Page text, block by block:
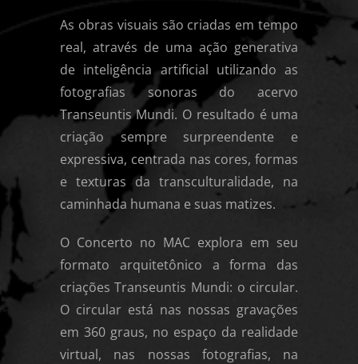
As obras visuais são criadas em tempo
real, através de uma ação generativa
de inteligência artificial utilizando as
fotografias sonoras do acervo
Transeuntis Mundi. O resultado é uma
criação sempre surpreendente e
expressiva, centrada nas cores, formas
e texturas da transculturalidade, na
caminhada humana e suas matizes.
O Concerto no MAC explora em seu
formato arquitetônico a forma das
criações Transeuntis Mundi: o circular.
O circular está nas nossas gravações
em 360 graus, no espaço da realidade
virtual, nas nossas fotografias, na